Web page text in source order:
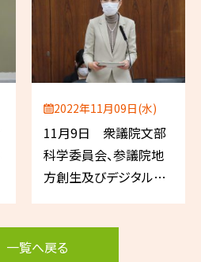
2022年11月09日(水)
11月9日 衆議院文部
科学委員会、参議院地
方創生及びデジタル社
会の形成等に関する特
一覧へ戻る